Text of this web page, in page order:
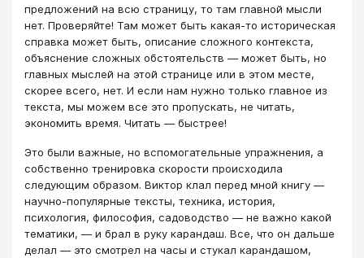
предложений на всю страницу, то там главной мысли
нет. Проверяйте! Там может быть какая-то историческая
справка может быть, описание сложного контекста,
объяснение сложных обстоятельств — может быть, но
главных мыслей на этой странице или в этом месте,
скорее всего, нет. И если нам нужно только главное из
текста, мы можем все это пропускать, не читать,
экономить время. Читать — быстрее!
Это были важные, но вспомогательные упражнения, а
собственно тренировка скорости происходила
следующим образом. Виктор клал перед мной книгу —
научно-популярные тексты, техника, история,
психология, философия, садоводство — не важно какой
тематики, — и брал в руку карандаш. Все, что он дальше
делал — это смотрел на часы и стукал карандашом,